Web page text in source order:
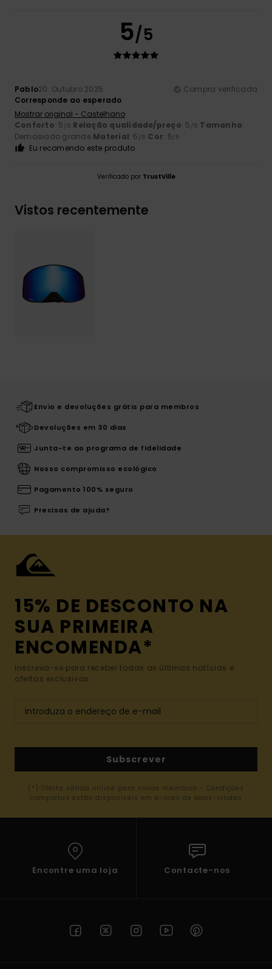
5/5
Pablo20. Outubro 2025
Compra verificada
Corresponde ao esperado
Mostrar original - Castelhano
Conforto: 5 /5 Relação qualidade/preço: 5 /5 Tamanho:
Demasiado grande Material: 5 /5 Cor: 5/5
Eu recomendo este produto
Verificado por TrustVille
Vistos recentemente
Envio e devoluções grátis para membros
Devoluções em 30 dias
Junta-te ao programa de fidelidade
Nosso compromisso ecológico
Pagamento 100% seguro
Precisas de ajuda?
15% DE DESCONTO NA
SUA PRIMEIRA
ENCOMENDA*
Inscreva-se para receber todas as últimas notícias e
ofertas exclusivas.
Subscrever
(*) Oferta válida online para novos membros - Condições
completas estão disponíveis em e-mail de boas-vindas
Encontre uma loja Contacte-nos